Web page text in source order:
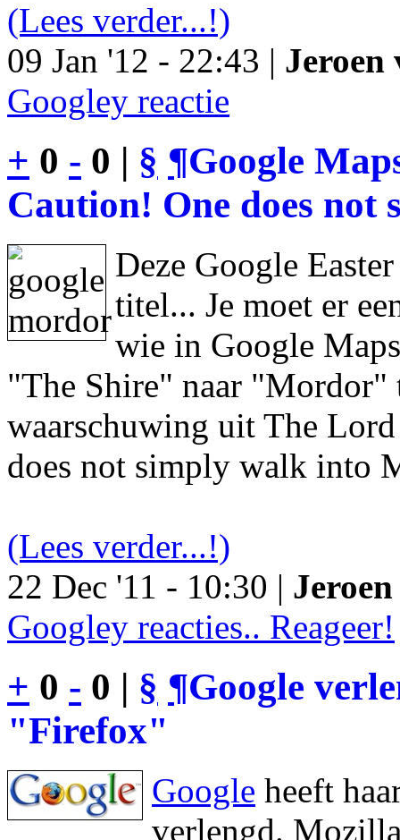
(Lees verder...!)
09 Jan '12 - 22:43 | Jeroen
Googley reactie
+ 0 - 0 | § ¶Google
Caution! One does
Deze Google
titel... Je moet er
wie in Google
"The Shire" naar "Mordor"
waarschuwing uit The
does not simply walk into
(Lees verder...!)
22 Dec '11 - 10:30 |
Googley reacties.. Reageer!
+ 0 - 0 | § ¶Google
"Firefox"
Google heeft
verlengd.